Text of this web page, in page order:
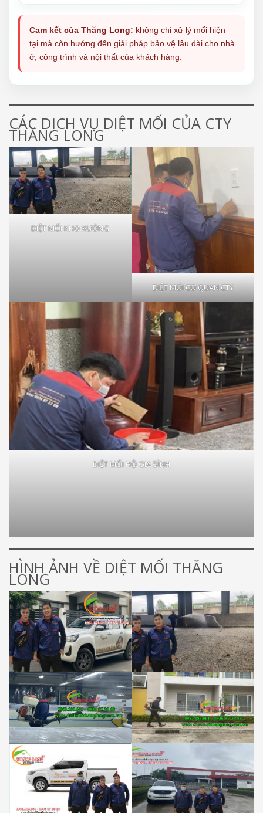
Cam kết của Thăng Long: không chỉ xử lý mối hiện
tại mà còn hướng đến giải pháp bảo vệ lâu dài cho nhà
ở, công trình và nội thất của khách hàng.
CÁC DỊCH VỤ DIỆT MỐI CỦA CTY
THĂNG LONG
DIỆT MỐI KHO XƯỞNG
DIỆT MỐI CƠ QUAN CTY
DIỆT MỐI HỘ GIA ĐÌNH
HÌNH ẢNH VỀ DIỆT MỐI THĂNG
LONG